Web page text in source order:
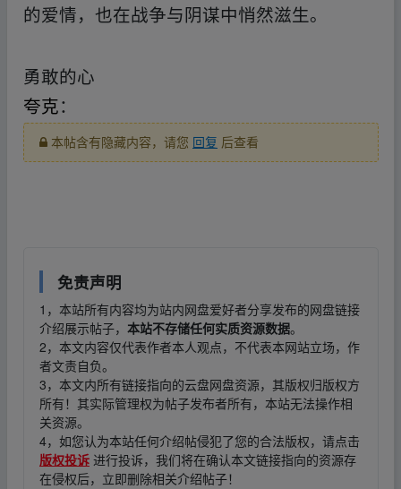
的爱情，也在战争与阴谋中悄然滋生。
勇敢的心
夸克：
本帖含有隐藏内容，请您 回复 后查看
免责声明
1，本站所有内容均为站内网盘爱好者分享发布的网盘链接
介绍展示帖子， 本站不存储任何实质资源数据。
2，本文内容仅代表作者本人观点，不代表本网站立场，作
者文责自负。
3，本文内所有链接指向的云盘网盘资源，其版权归版权方
所有！其实际管理权为帖子发布者所有，本站无法操作相
关资源。
4，如您认为本站任何介绍帖侵犯了您的合法版权，请点击
版权投诉 进行投诉，我们将在确认本文链接指向的资源存
在侵权后，立即删除相关介绍帖子！